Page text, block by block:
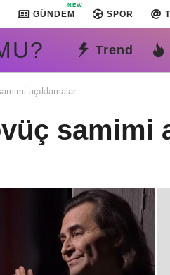
GÜNDEM
NEW
SPOR
Trend
açıklamalar
samimi